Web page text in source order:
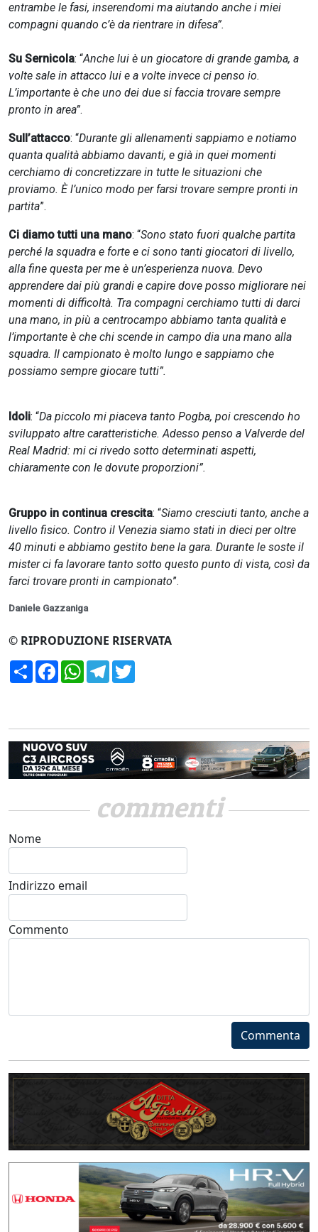
entrambe le fasi, inserendomi ma aiutando anche i miei
compagni quando c’è da rientrare in difesa”.
Su Sernicola: “Anche lui è un giocatore di grande gamba, a
volte sale in attacco lui e a volte invece ci penso io.
L’importante è che uno dei due si faccia trovare sempre
pronto in area”.
Sull’attacco: “Durante gli allenamenti sappiamo e notiamo
quanta qualità abbiamo davanti, e già in quei momenti
cerchiamo di concretizzare in tutte le situazioni che
proviamo. È l’unico modo per farsi trovare sempre pronti in
partita”.
Ci diamo tutti una mano: “Sono stato fuori qualche partita
perché la squadra e forte e ci sono tanti giocatori di livello,
alla fine questa per me è un’esperienza nuova. Devo
apprendere dai più grandi e capire dove posso migliorare nei
momenti di difficoltà. Tra compagni cerchiamo tutti di darci
una mano, in più a centrocampo abbiamo tanta qualità e
l’importante è che chi scende in campo dia una mano alla
squadra. Il campionato è molto lungo e sappiamo che
possiamo sempre giocare tutti”.
Idoli: “Da piccolo mi piaceva tanto Pogba, poi crescendo ho
sviluppato altre caratteristiche. Adesso penso a Valverde del
Real Madrid: mi ci rivedo sotto determinati aspetti,
chiaramente con le dovute proporzioni”.
Gruppo in continua crescita: “Siamo cresciuti tanto, anche a
livello fisico. Contro il Venezia siamo stati in dieci per oltre
40 minuti e abbiamo gestito bene la gara. Durante le soste il
mister ci fa lavorare tanto sotto questo punto di vista, così da
farci trovare pronti in campionato”.
Daniele Gazzaniga
© RIPRODUZIONE RISERVATA
CondividiFacebookWhatsApp
Telegram
commenti
Nome
Indirizzo email
Commento
Commenta